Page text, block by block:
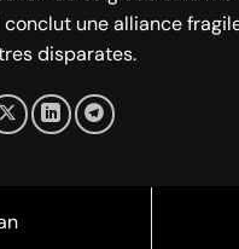
conclut une alliance
disparates.